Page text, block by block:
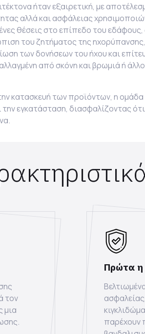
ήταν εξαιρετική, με
αλλά και ασφάλειας
θέσεις στο επίπεδο του
του ζητήματος της
των δονήσεων του ήχου και
από σκόνη και βρωμιά ή
κατασκευή των προϊόντων, η
εγκατάσταση, διασφαλίζοντας
τον
μια
Πρώτα η
παρέχουν